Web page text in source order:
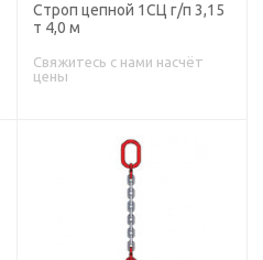
Строп цепной 1СЦ г/п 3,15
т 4,0 м
Свяжитесь с нами насчёт
цены